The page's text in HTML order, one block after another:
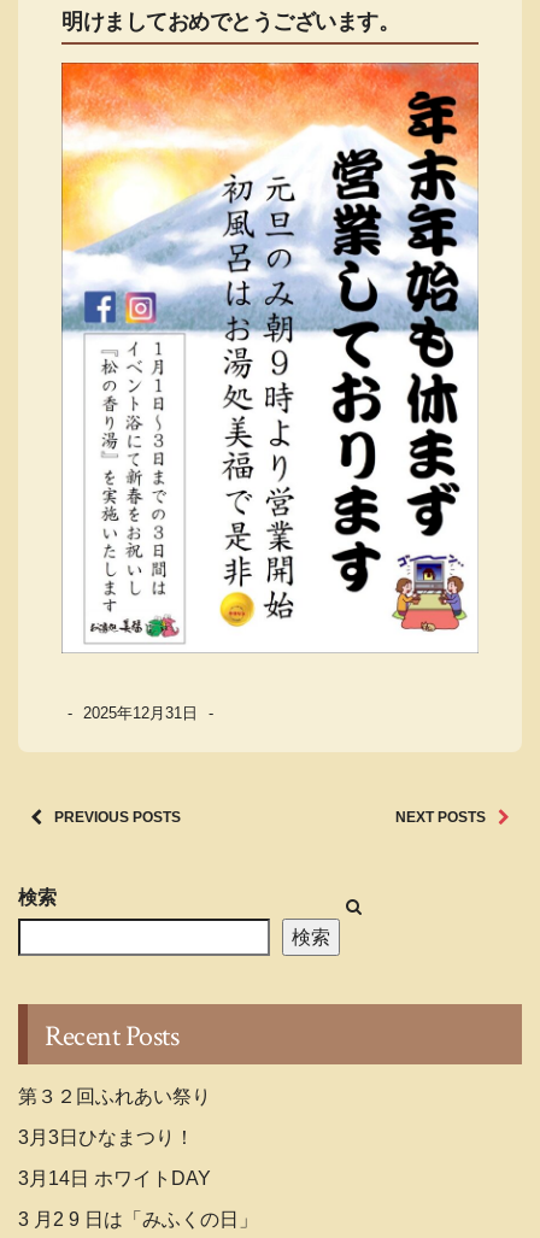
明けましておめでとうございます。
- 2025年12月31日 -
PREVIOUS POSTS NEXT POSTS
検索
検索
Recent Posts
第３２回ふれあい祭り
3月3日ひなまつり！
3月14日 ホワイトDAY
3 月2 9 日は「みふくの日」